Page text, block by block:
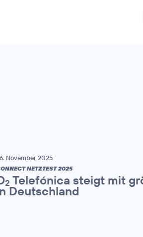
November 2025
NETZTEST 2025
2 Telefónica steigt mit
Deutschland